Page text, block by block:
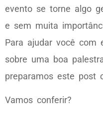
evento se torne algo
e sem muita
Para ajudar você com
sobre uma boa
preparamos este post
Vamos conferir?